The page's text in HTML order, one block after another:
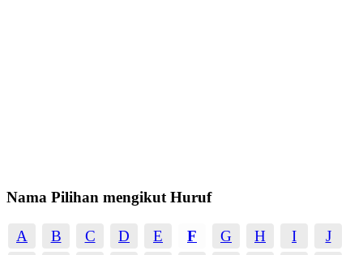
Nama Pilihan mengikut Huruf
A B C D E F G H I
J